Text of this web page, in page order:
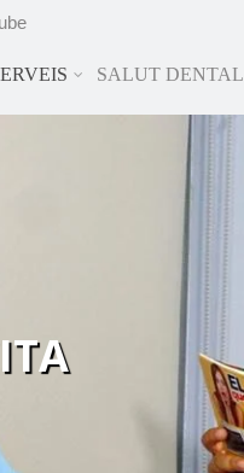
SALUT DENTAL